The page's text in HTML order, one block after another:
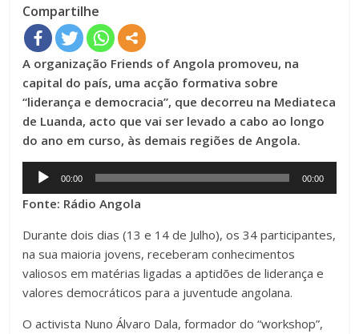
Compartilhe
A organização Friends of Angola promoveu, na
capital do país, uma acção formativa sobre
“liderança e democracia”, que decorreu na Mediateca
de Luanda, acto que vai ser levado a cabo ao longo
do ano em curso, às demais regiões de Angola.
Audio
Player
00:00 00:00
Fonte: Rádio Angola
Durante dois dias (13 e 14 de Julho), os 34 participantes,
na sua maioria jovens, receberam conhecimentos
valiosos em matérias ligadas a aptidões de liderança e
valores democráticos para a juventude angolana.
O activista Nuno Álvaro Dala, formador do “workshop”,